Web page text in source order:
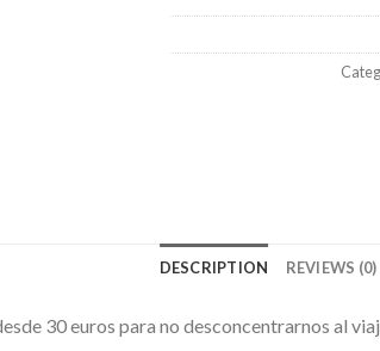
DESCRIPTION REVIEWS (0)
30 euros para no desconcentrarnos al